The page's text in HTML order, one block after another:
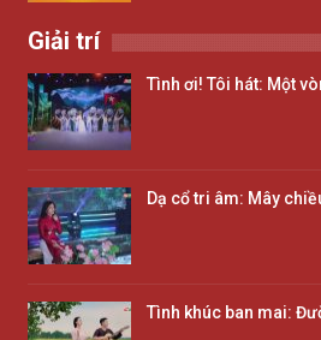
Giải trí
Tình ơi! Tôi hát: Một
Dạ cổ tri âm: Mây
Tình khúc ban mai: